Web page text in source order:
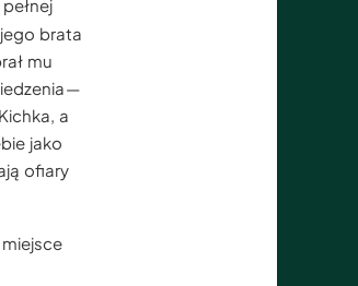
brata
mu
—
a
jako
ofiary